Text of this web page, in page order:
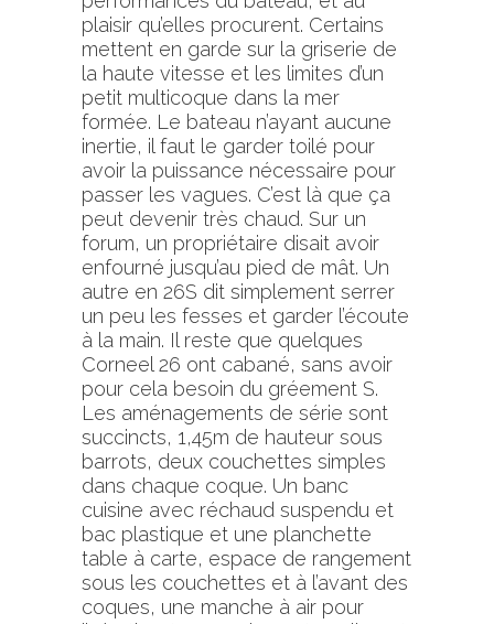
plaisir qu’elles procurent. Certains
mettent en garde sur la griserie de
la haute vitesse et les limites d’un
petit multicoque dans la mer
formée. Le bateau n’ayant aucune
inertie, il faut le garder toilé pour
avoir la puissance nécessaire pour
passer les vagues. C’est là que ça
peut devenir très chaud. Sur un
forum, un propriétaire disait avoir
enfourné jusqu’au pied de mât. Un
autre en 26S dit simplement serrer
un peu les fesses et garder l’écoute
à la main. Il reste que quelques
Corneel 26 ont cabané, sans avoir
pour cela besoin du gréement S.
Les aménagements de série sont
succincts, 1,45m de hauteur sous
barrots, deux couchettes simples
dans chaque coque. Un banc
cuisine avec réchaud suspendu et
bac plastique et une planchette
table à carte, espace de rangement
sous les couchettes et à l’avant des
coques, une manche à air pour